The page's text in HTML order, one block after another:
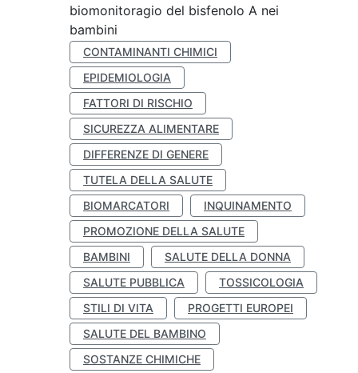
biomonitoragio del bisfenolo A nei
bambini
CONTAMINANTI CHIMICI
EPIDEMIOLOGIA
FATTORI DI RISCHIO
SICUREZZA ALIMENTARE
DIFFERENZE DI GENERE
TUTELA DELLA SALUTE
BIOMARCATORI
INQUINAMENTO
PROMOZIONE DELLA SALUTE
BAMBINI
SALUTE DELLA DONNA
SALUTE PUBBLICA
TOSSICOLOGIA
STILI DI VITA
PROGETTI EUROPEI
SALUTE DEL BAMBINO
SOSTANZE CHIMICHE